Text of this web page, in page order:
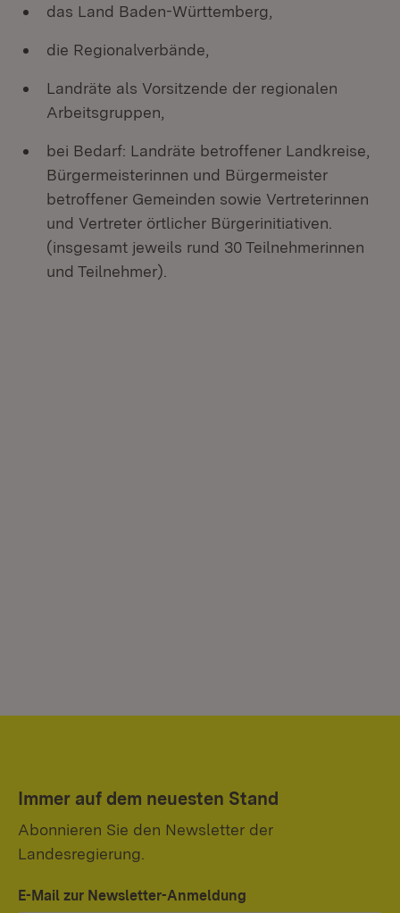
das Land Baden-Württemberg,
die Regionalverbände,
Landräte als Vorsitzende der regionalen
Arbeitsgruppen,
bei Bedarf: Landräte betroffener Landkreise,
Bürgermeisterinnen und Bürgermeister
betroffener Gemeinden sowie Vertreterinnen
und Vertreter örtlicher Bürgerinitiativen.
(insgesamt jeweils rund 30 Teilnehmerinnen
und Teilnehmer).
Immer auf dem neuesten Stand
Abonnieren Sie den Newsletter der
Landesregierung.
E-Mail zur Newsletter-Anmeldung